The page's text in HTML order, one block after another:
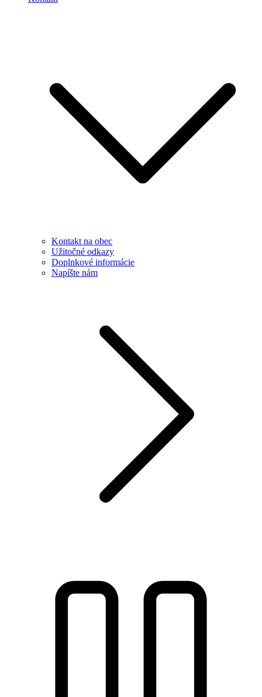
Kontakt na obec
Užitočné odkazy
Doplnkové informácie
Napíšte nám